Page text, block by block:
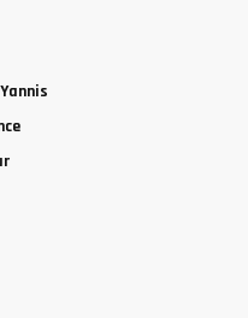
Yannis